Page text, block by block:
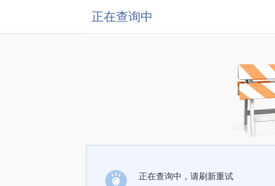
正在查询中
正在查询中，请刷新重试